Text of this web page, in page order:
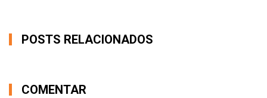
POSTS RELACIONADOS
COMENTAR